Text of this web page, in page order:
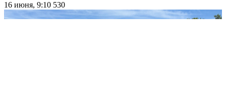
16 июня, 9:10 530